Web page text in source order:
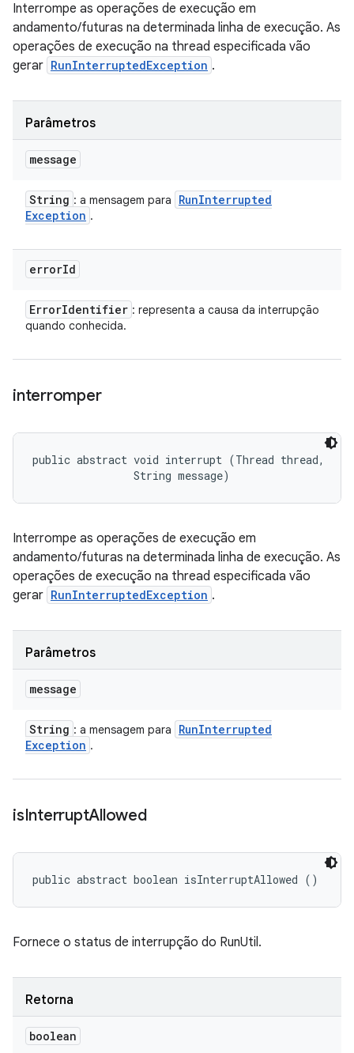
Interrompe as operações de execução em
andamento/futuras na determinada linha de execução. As
operações de execução na thread especificada vão
gerar RunInterruptedException .
Parâmetros
message
String : a mensagem para RunInterrupted
Exception .
errorId
ErrorIdentifier : representa a causa da interrupção
quando conhecida.
interromper
public abstract void interrupt (Thread thread,
                String message)
Interrompe as operações de execução em
andamento/futuras na determinada linha de execução. As
operações de execução na thread especificada vão
gerar RunInterruptedException .
Parâmetros
message
String : a mensagem para RunInterrupted
Exception .
isInterruptAllowed
public abstract boolean isInterruptAllowed ()
Fornece o status de interrupção do RunUtil.
Retorna
boolean